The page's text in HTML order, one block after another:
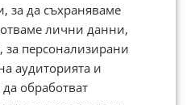
за да съхраняваме
лични данни,
персонализирани
аудиторията и
обработват